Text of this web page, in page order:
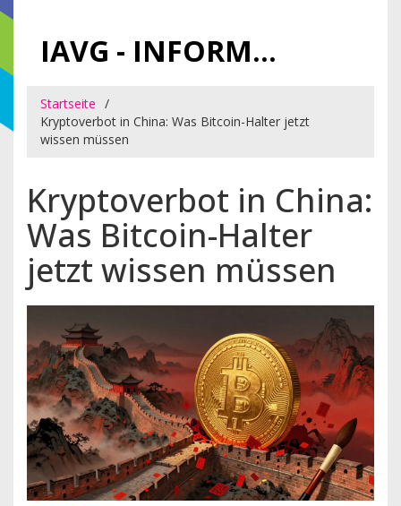
IAVG - INFORMATIONSARCHIV FÜR VIRTUELLE GELDER
Startseite
Kryptoverbot in China: Was Bitcoin-Halter jetzt
wissen müssen
Kryptoverbot in China:
Was Bitcoin-Halter
jetzt wissen müssen